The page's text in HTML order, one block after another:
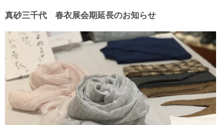
真砂三千代 春衣展会期延長のお知らせ